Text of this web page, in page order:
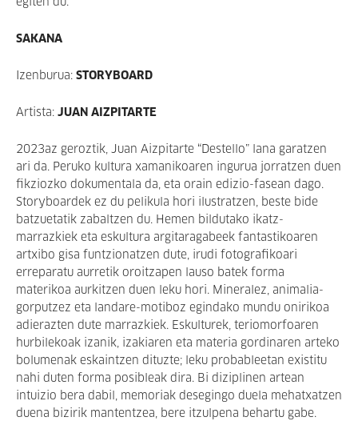
egiten du.
SAKANA
Izenburua: STORYBOARD
Artista: JUAN AIZPITARTE
2023az geroztik, Juan Aizpitarte “Destello” lana garatzen
ari da. Peruko kultura xamanikoaren ingurua jorratzen duen
fikziozko dokumentala da, eta orain edizio-fasean dago.
Storyboardek ez du pelikula hori ilustratzen, beste bide
batzuetatik zabaltzen du. Hemen bildutako ikatz-
marrazkiek eta eskultura argitaragabeek fantastikoaren
artxibo gisa funtzionatzen dute, irudi fotografikoari
erreparatu aurretik oroitzapen lauso batek forma
materikoa aurkitzen duen leku hori. Mineralez, animalia-
gorputzez eta landare-motiboz egindako mundu onirikoa
adierazten dute marrazkiek. Eskulturek, teriomorfoaren
hurbilekoak izanik, izakiaren eta materia gordinaren arteko
bolumenak eskaintzen dituzte; leku probableetan existitu
nahi duten forma posibleak dira. Bi diziplinen artean
intuizio bera dabil, memoriak desegingo duela mehatxatzen
duena bizirik mantentzea, bere itzulpena behartu gabe.